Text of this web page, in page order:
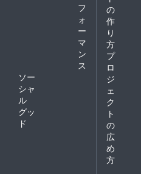
フ
ォ
ー
マ
ン
ス
ソー
シャ
ル
グッ
ド
の
作
り
方
プ
ロ
ジ
ェ
ク
ト
の
広
め
方